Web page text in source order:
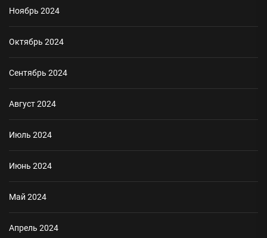
Ноябрь 2024
Октябрь 2024
Сентябрь 2024
Август 2024
Июль 2024
Июнь 2024
Май 2024
Апрель 2024